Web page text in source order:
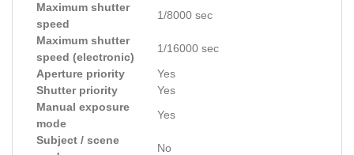
Maximum shutter
speed
1/8000 sec
Maximum shutter
speed (electronic)
1/16000 sec
Aperture priority
Yes
Shutter priority
Yes
Manual exposure
mode
Yes
Subject / scene
No